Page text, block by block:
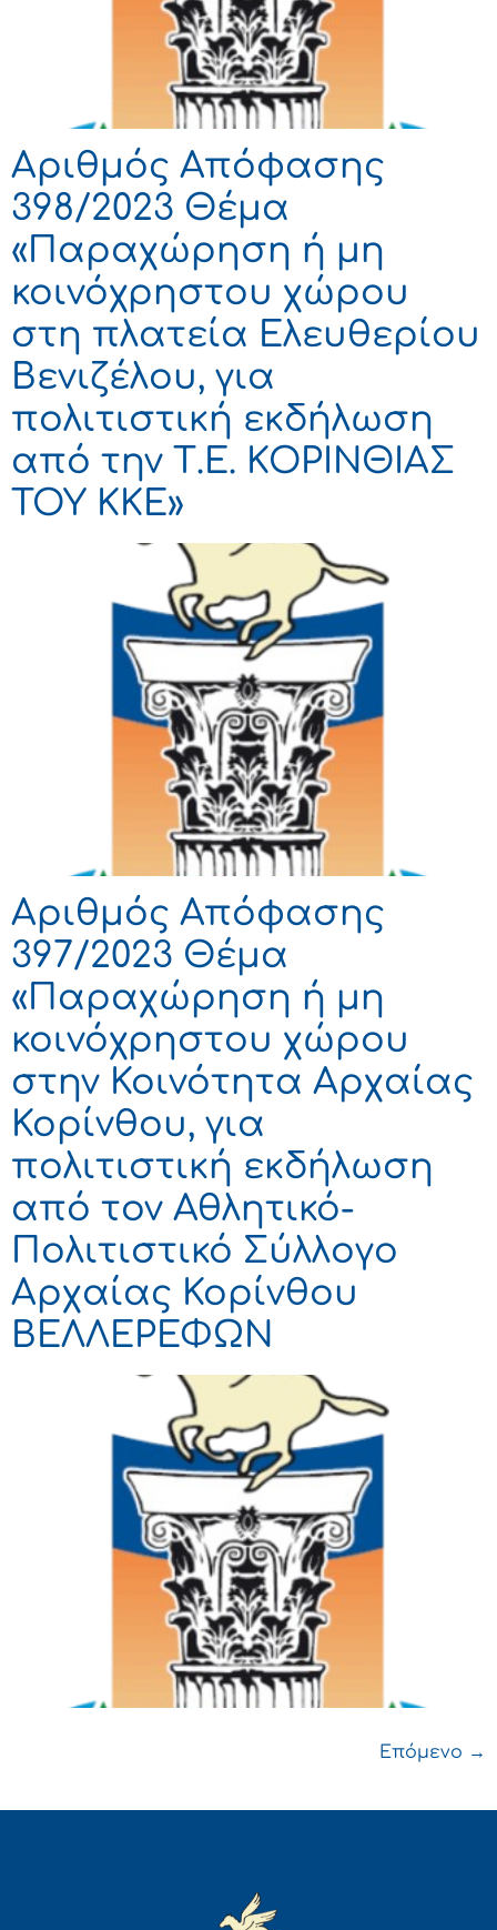
Αριθμός Απόφασης
398/2023 Θέμα
«Παραχώρηση ή μη
κοινόχρηστου χώρου
στη πλατεία Ελευθερίου
Βενιζέλου, για
πολιτιστική εκδήλωση
από την Τ.Ε. ΚΟΡΙΝΘΙΑΣ
ΤΟΥ ΚΚΕ»
Αριθμός Απόφασης
397/2023 Θέμα
«Παραχώρηση ή μη
κοινόχρηστου χώρου
στην Κοινότητα Αρχαίας
Κορίνθου, για
πολιτιστική εκδήλωση
από τον Αθλητικό-
Πολιτιστικό Σύλλογο
Αρχαίας Κορίνθου
ΒΕΛΛΕΡΕΦΩΝ
Επόμενο →